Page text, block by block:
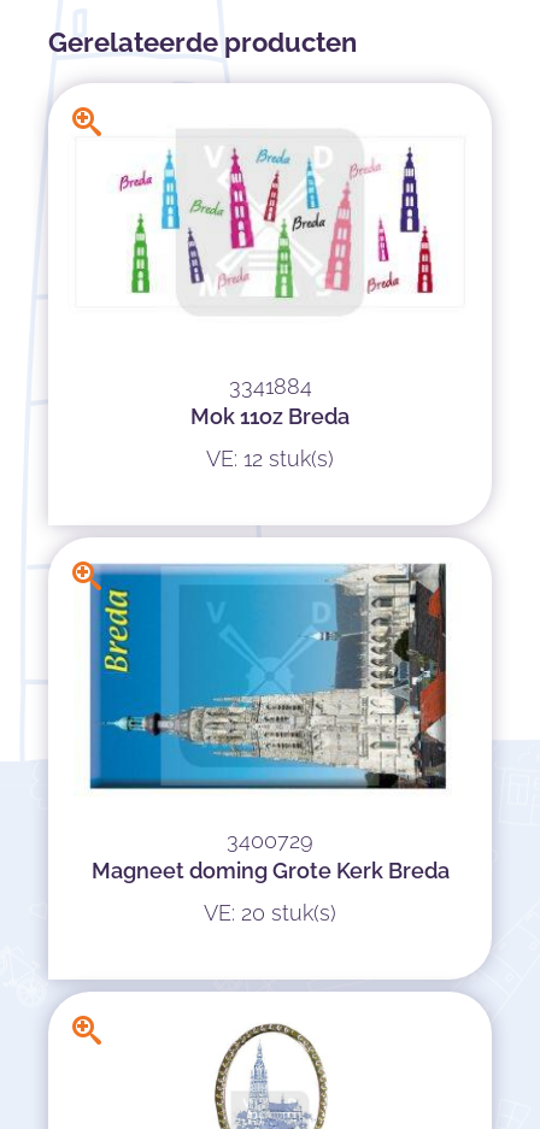
Gerelateerde producten
3341884
Mok 11oz Breda
VE: 12 stuk(s)
3400729
Magneet doming Grote Kerk Breda
VE: 20 stuk(s)